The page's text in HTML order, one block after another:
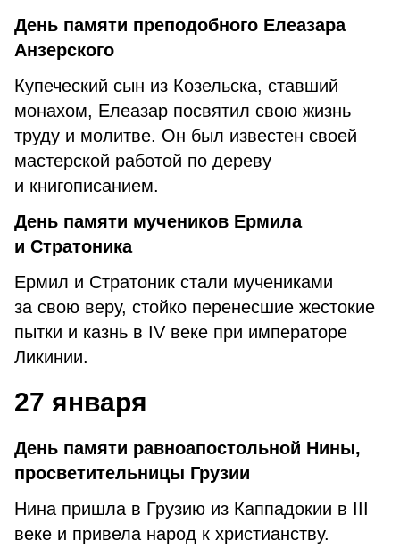
День памяти преподобного Елеазара
Анзерского
Купеческий сын из Козельска, ставший
монахом, Елеазар посвятил свою жизнь
труду и молитве. Он был известен своей
мастерской работой по дереву
и книгописанием.
День памяти мучеников Ермила
и Стратоника
Ермил и Стратоник стали мучениками
за свою веру, стойко перенесшие жестокие
пытки и казнь в IV веке при императоре
Ликинии.
27 января
День памяти равноапостольной Нины,
просветительницы Грузии
Нина пришла в Грузию из Каппадокии в III
веке и привела народ к христианству.